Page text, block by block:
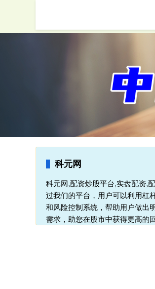
科元网
科元网,配资炒股平台,实盘配资,
过我们的平台，用户可以利用杠
和风险控制系统，帮助用户做出
需求，助您在股市中获得更高的